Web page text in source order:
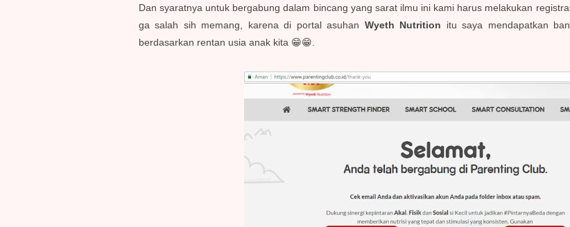
Dan syaratnya untuk bergabung dalam bincang yang sarat ilmu ini kami harus melakukan
ga salah sih memang, karena di portal asuhan Wyeth Nutrition itu saya mendapatkan
berdasarkan rentan usia anak kita 😁😁.